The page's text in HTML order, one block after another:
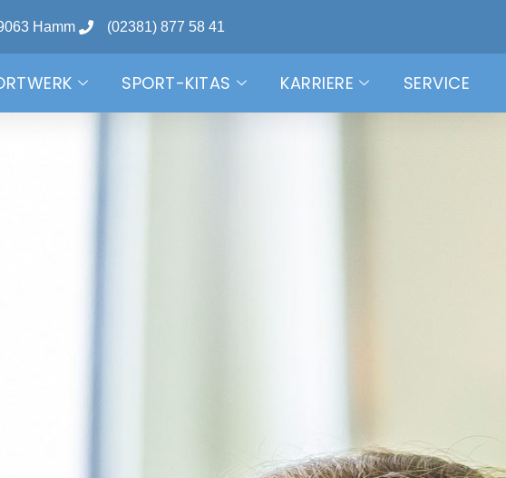
Hamm (02381) 877 58 41
SPORT-KITAS KARRIERE SERVICE